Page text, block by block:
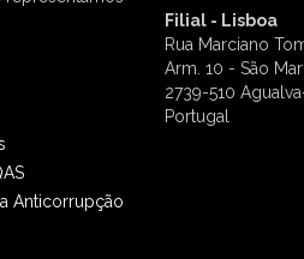
Anticorrupção
Filial - Lisboa
Rua Marciano
Arm. 10 - São
2739-510
Portugal